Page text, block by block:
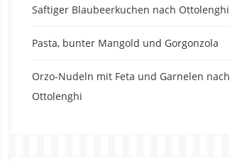
Saftiger Blaubeerkuchen nach Ottolenghi
Pasta, bunter Mangold und Gorgonzola
Orzo-Nudeln mit Feta und Garnelen nach
Ottolenghi